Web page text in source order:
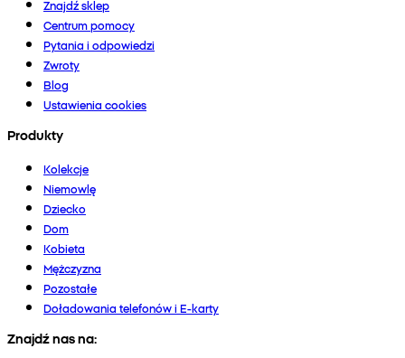
Znajdź sklep
Centrum pomocy
Pytania i odpowiedzi
Zwroty
Blog
Ustawienia cookies
Produkty
Kolekcje
Niemowlę
Dziecko
Dom
Kobieta
Mężczyzna
Pozostałe
Doładowania telefonów i E-karty
Znajdź nas na: